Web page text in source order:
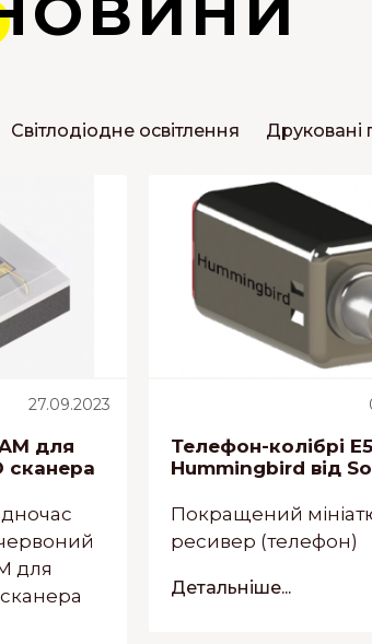
Світлодіодне освітлення Друковані
27.09.2023
для
сканера
для
Телефон-колібрі
Hummingbird від
Покращений
ресивер (телефон)
Детальніше...